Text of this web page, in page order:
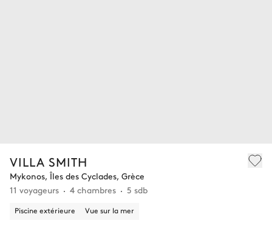
VILLA SMITH
Mykonos, Îles des Cyclades, Grèce
11 voyageurs
4 chambres 5 sdb
Piscine extérieure Vue sur la mer